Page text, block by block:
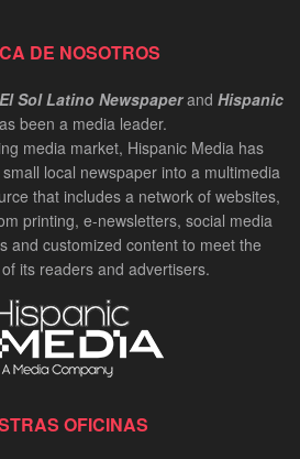
DE NOSOTROS
El Sol Latino Newspaperand Hispanic
been a media leader.
media market, Hispanic Media has
local newspaper into a multimedia
that includes a network of websites,
printing, e-newsletters, social media
and customized content to meet the
its readers and advertisers.
OFICINAS